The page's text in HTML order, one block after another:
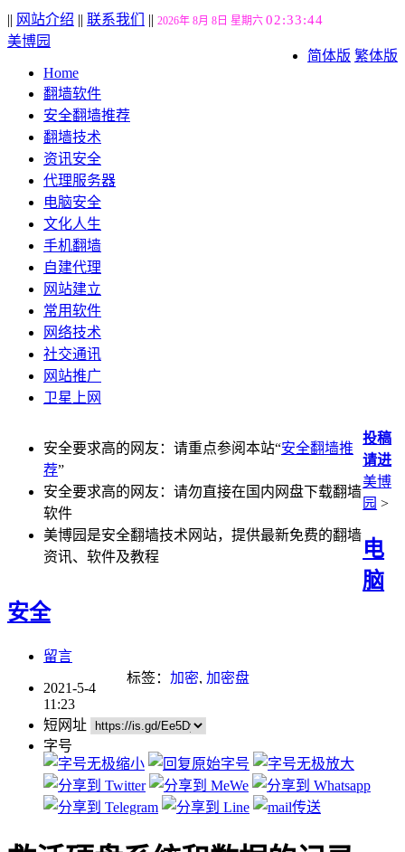
|| 网站介绍 || 联系我们 || 2026年 8月 8日 星期六 02:33:44
简体版 繁体版
美博园
Home
翻墙软件
安全翻墙推荐
翻墙技术
资讯安全
代理服务器
电脑安全
文化人生
手机翻墙
自建代理
网站建立
常用软件
网络技术
社交通讯
网站推广
卫星上网
安全要求高的网友：请重点参阅本站“安全翻墙推
荐”
安全要求高的网友：请勿直接在国内网盘下载翻墙
软件
美博园是安全翻墙技术网站，提供最新免费的翻墙
资讯、软件及教程
投稿
请进
美博
园 >
电
脑
安全
留言
标签： 加密, 加密盘
2021-5-4
11:23
短网址
字号